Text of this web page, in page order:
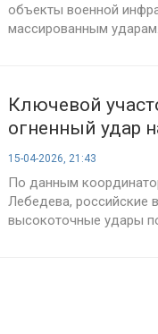
объекты военной
массированным
Ключевой
огненный удар
15-04-2026, 21:43
По данным
Лебедева, российские
высокоточные удары